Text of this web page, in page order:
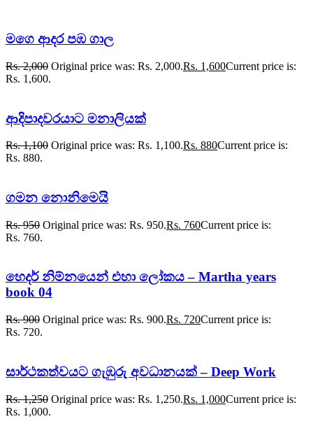
මගෙ ආදර පඹ ගාල
Rs.2,000 Original price was: Rs. 2,000.Rs. 1,600Current price is:
Rs. 1,600.
ආදිපාදවරයාට මනාලියක්
Rs.1,100 Original price was: Rs. 1,100.Rs. 880Current price is:
Rs. 880.
ගමන නොනිමෙයි
Rs.950 Original price was: Rs. 950.Rs. 760Current price is:
Rs. 760.
හෙදර් නිම්නයෙන් එහා ලෝකය – Martha years
book 04
Rs.900 Original price was: Rs. 900.Rs. 720Current price is:
Rs. 720.
සාර්ථකත්වයට ගැඹුරු අවධානයක් – Deep Work
Rs.1,250 Original price was: Rs. 1,250.Rs. 1,000Current price is:
Rs. 1,000.